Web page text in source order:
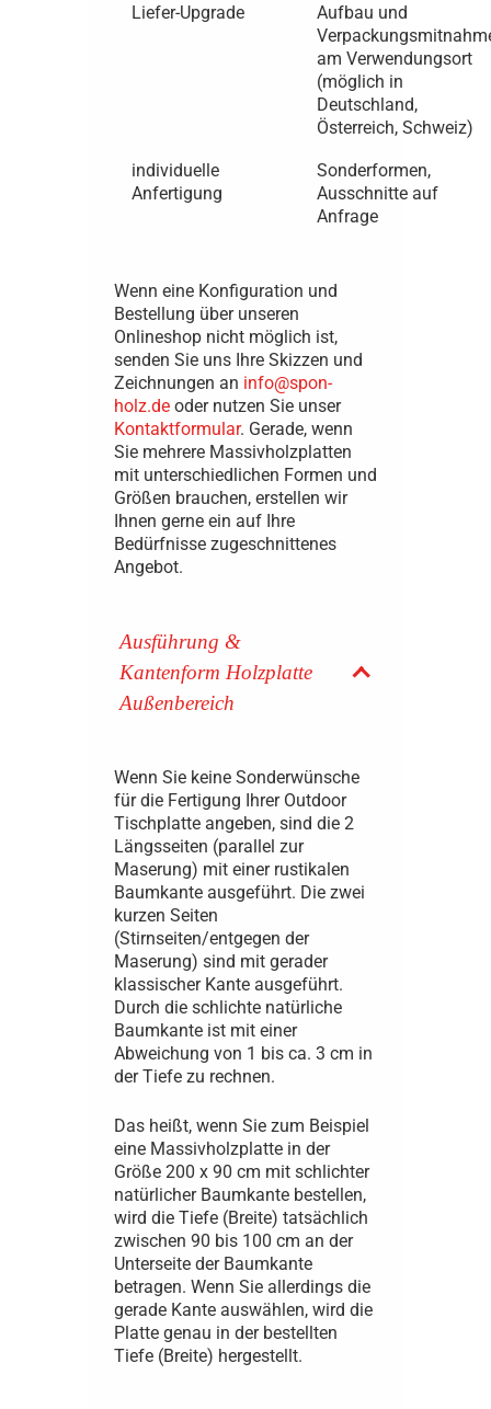
Liefer-Upgrade
Aufbau und
am Verwendungsort
(möglich in
Deutschland,
Österreich, Schweiz)
individuelle
Anfertigung
Sonderformen,
Ausschnitte auf
Anfrage
Wenn eine Konfiguration und
Bestellung über unseren
Onlineshop nicht möglich ist,
senden Sie uns Ihre Skizzen und
Zeichnungen an info@spon-
holz.de oder nutzen Sie unser
Kontaktformular. Gerade, wenn
Sie mehrere Massivholzplatten
mit unterschiedlichen Formen und
Größen brauchen, erstellen wir
Ihnen gerne ein auf Ihre
Bedürfnisse zugeschnittenes
Angebot.
Ausführung &
Kantenform Holzplatte
Außenbereich
Wenn Sie keine Sonderwünsche
für die Fertigung Ihrer Outdoor
Tischplatte angeben, sind die 2
Längsseiten (parallel zur
Maserung) mit einer rustikalen
Baumkante ausgeführt. Die zwei
kurzen Seiten
(Stirnseiten/entgegen der
Maserung) sind mit gerader
klassischer Kante ausgeführt.
Durch die schlichte natürliche
Baumkante ist mit einer
Abweichung von 1 bis ca. 3 cm in
der Tiefe zu rechnen.
Das heißt, wenn Sie zum Beispiel
eine Massivholzplatte in der
Größe 200 x 90 cm mit schlichter
natürlicher Baumkante bestellen,
wird die Tiefe (Breite) tatsächlich
zwischen 90 bis 100 cm an der
Unterseite der Baumkante
betragen. Wenn Sie allerdings die
gerade Kante auswählen, wird die
Platte genau in der bestellten
Tiefe (Breite) hergestellt.